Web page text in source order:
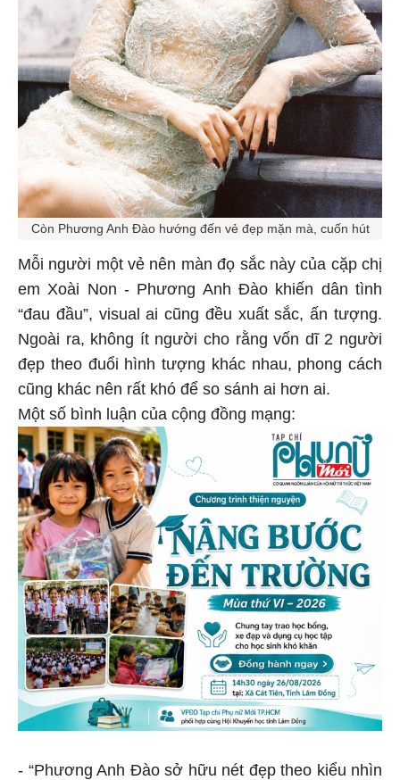
Còn Phương Anh Đào hướng đến vẻ đẹp mặn mà, cuốn hút
Mỗi người một vẻ nên màn đọ sắc này của cặp chị
em Xoài Non - Phương Anh Đào khiến dân tình
“đau đầu”, visual ai cũng đều xuất sắc, ấn tượng.
Ngoài ra, không ít người cho rằng vốn dĩ 2 người
đẹp theo đuổi hình tượng khác nhau, phong cách
cũng khác nên rất khó để so sánh ai hơn ai.
Một số bình luận của cộng đồng mạng:
- “Phương Anh Đào sở hữu nét đẹp theo kiểu nhìn